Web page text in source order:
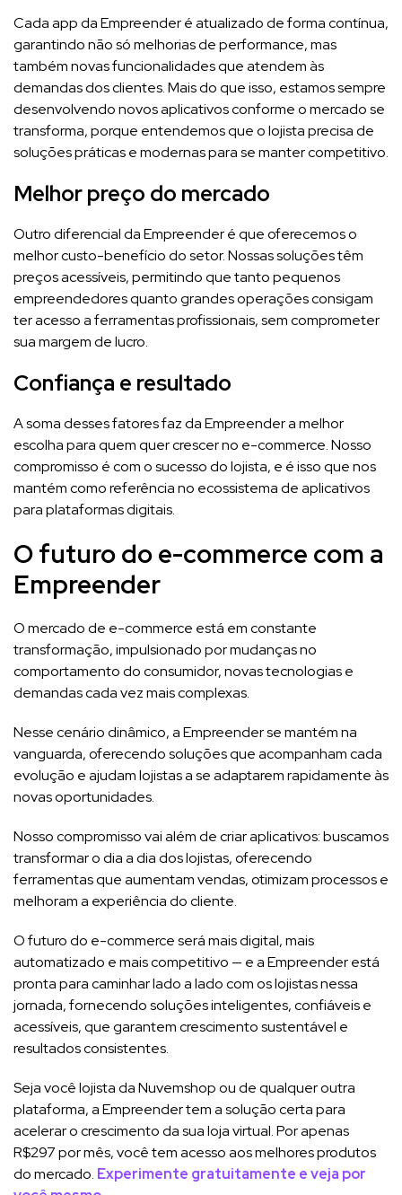
Cada app da Empreender é atualizado de forma contínua,
garantindo não só melhorias de performance, mas
também novas funcionalidades que atendem às
demandas dos clientes. Mais do que isso, estamos sempre
desenvolvendo novos aplicativos conforme o mercado se
transforma, porque entendemos que o lojista precisa de
soluções práticas e modernas para se manter competitivo.
Melhor preço do mercado
Outro diferencial da Empreender é que oferecemos o
melhor custo-benefício do setor. Nossas soluções têm
preços acessíveis, permitindo que tanto pequenos
empreendedores quanto grandes operações consigam
ter acesso a ferramentas profissionais, sem comprometer
sua margem de lucro.
Confiança e resultado
A soma desses fatores faz da Empreender a melhor
escolha para quem quer crescer no e-commerce. Nosso
compromisso é com o sucesso do lojista, e é isso que nos
mantém como referência no ecossistema de aplicativos
para plataformas digitais.
O futuro do e-commerce com a
Empreender
O mercado de e-commerce está em constante
transformação, impulsionado por mudanças no
comportamento do consumidor, novas tecnologias e
demandas cada vez mais complexas.
Nesse cenário dinâmico, a Empreender se mantém na
vanguarda, oferecendo soluções que acompanham cada
evolução e ajudam lojistas a se adaptarem rapidamente às
novas oportunidades.
Nosso compromisso vai além de criar aplicativos: buscamos
transformar o dia a dia dos lojistas, oferecendo
ferramentas que aumentam vendas, otimizam processos e
melhoram a experiência do cliente.
O futuro do e-commerce será mais digital, mais
automatizado e mais competitivo — e a Empreender está
pronta para caminhar lado a lado com os lojistas nessa
jornada, fornecendo soluções inteligentes, confiáveis e
acessíveis, que garantem crescimento sustentável e
resultados consistentes.
Seja você lojista da Nuvemshop ou de qualquer outra
plataforma, a Empreender tem a solução certa para
acelerar o crescimento da sua loja virtual. Por apenas
R$297 por mês, você tem acesso aos melhores produtos
do mercado. Experimente gratuitamente e veja por